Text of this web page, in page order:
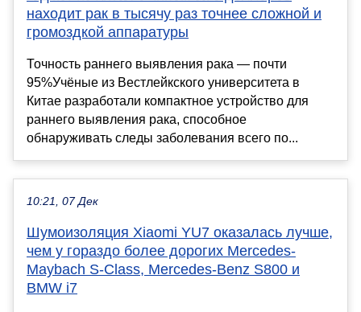
находит рак в тысячу раз точнее сложной и
громоздкой аппаратуры
Точность раннего выявления рака — почти
95%Учёные из Вестлейкского университета в
Китае разработали компактное устройство для
раннего выявления рака, способное
обнаруживать следы заболевания всего по...
10:21, 07 Дек
Шумоизоляция Xiaomi YU7 оказалась лучше,
чем у гораздо более дорогих Mercedes-
Maybach S-Class, Mercedes-Benz S800 и
BMW i7